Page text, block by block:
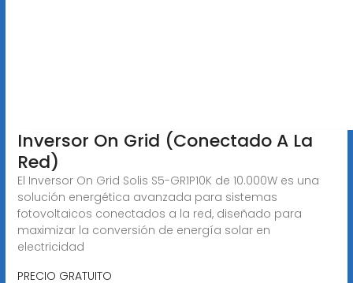
Inversor On Grid (Conectado A La
Red)
El Inversor On Grid Solis S5-GR1P10K de 10.000W es una
solución energética avanzada para sistemas
fotovoltaicos conectados a la red, diseñado para
maximizar la conversión de energía solar en
electricidad
PRECIO GRATUITO